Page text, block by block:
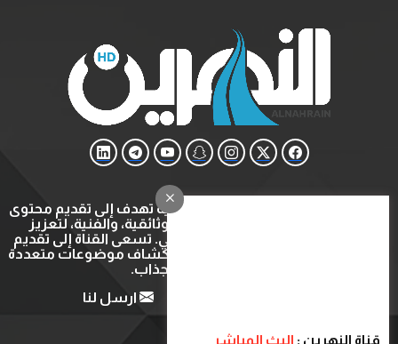
قناة النهرين : البث المباشر
قناة النهرين هي قناة ثقافية وتعليمية تهدف إلى تقديم محتوى
متنوع يشمل البرامج التعليمية، الوثائقية، والفنية، لتعزيز
المعرفة والتثقيف في المجتمع العربي. تسعى القناة إلى تقديم
تجربة مشاهدة ثرية ومفيدة عبر استكشاف موضوعات متعددة
بأسلوب شيق وجذاب.
ارسل لنا